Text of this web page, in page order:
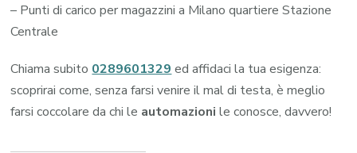
– Punti di carico per magazzini a Milano quartiere Stazione
Centrale
Chiama subito 0289601329 ed affidaci la tua esigenza:
scoprirai come, senza farsi venire il mal di testa, è meglio
farsi coccolare da chi le automazioni le conosce, davvero!